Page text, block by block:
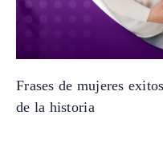
Frases de mujeres
de la historia